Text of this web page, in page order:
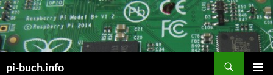
Zum
Inhalt
springen
pi-buch.info